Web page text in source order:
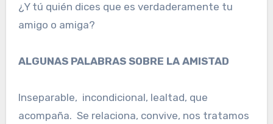
¿Y tú quién dices que es verdaderamente tu
amigo o amiga?
ALGUNAS PALABRAS SOBRE LA AMISTAD
Inseparable, incondicional, lealtad, que
acompaña. Se relaciona, convive, nos tratamos